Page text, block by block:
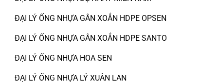
ĐẠI LÝ ỐNG NHỰA GÂN XOẮN HDPE OPSEN
ĐẠI LÝ ỐNG NHỰA GÂN XOẮN HDPE SANTO
ĐẠI LÝ ỐNG NHỰA HOA SEN
ĐẠI LÝ ỐNG NHỰA LÝ XUÂN LAN